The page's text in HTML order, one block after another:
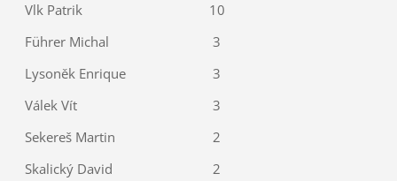
Vlk Patrik
10
Führer Michal
3
Lysoněk Enrique
3
Válek Vít
3
Sekereš Martin
2
Skalický David
2